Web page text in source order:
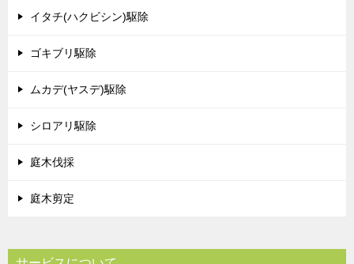
イタチ(ハクビシン)駆除
ゴキブリ駆除
ムカデ(ヤスデ)駆除
シロアリ駆除
庭木伐採
庭木剪定